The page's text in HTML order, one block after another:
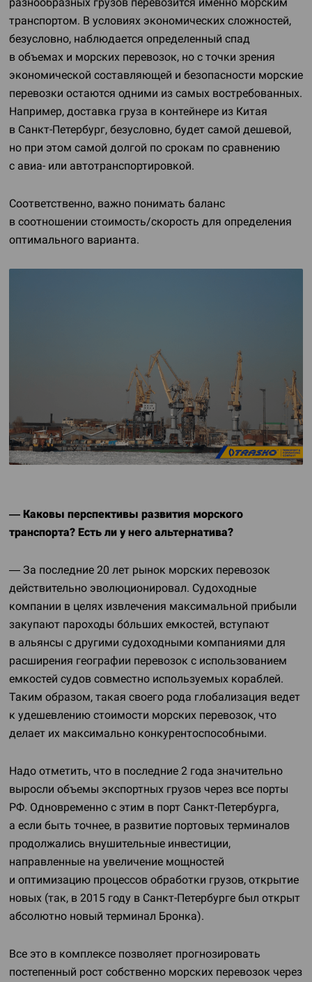
транспортом. В условиях экономических сложностей,
безусловно, наблюдается определенный спад
в объемах и морских перевозок, но с точки зрения
экономической составляющей и безопасности морские
перевозки остаются одними из самых востребованных.
Например, доставка груза в контейнере из Китая
в Санкт-Петербург, безусловно, будет самой дешевой,
но при этом самой долгой по срокам по сравнению
с авиа- или автотранспортировкой.
Соответственно, важно понимать баланс
в соотношении стоимость/скорость для определения
оптимального варианта.
— Каковы перспективы развития морского
транспорта? Есть ли у него альтернатива?
— За последние 20 лет рынок морских перевозок
действительно эволюционировал. Судоходные
компании в целях извлечения максимальной прибыли
закупают пароходы бо́льших емкостей, вступают
в альянсы с другими судоходными компаниями для
расширения географии перевозок с использованием
емкостей судов совместно используемых кораблей.
Таким образом, такая своего рода глобализация ведет
к удешевлению стоимости морских перевозок, что
делает их максимально конкурентоспособными.
Надо отметить, что в последние 2 года значительно
выросли объемы экспортных грузов через все порты
РФ. Одновременно с этим в порт Санкт-Петербурга,
а если быть точнее, в развитие портовых терминалов
продолжались внушительные инвестиции,
направленные на увеличение мощностей
и оптимизацию процессов обработки грузов, открытие
новых (так, в 2015 году в Санкт-Петербурге был открыт
абсолютно новый терминал Бронка).
Все это в комплексе позволяет прогнозировать
постепенный рост собственно морских перевозок через